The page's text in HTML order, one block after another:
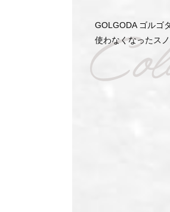
GOLGODA ゴルゴ
使わなくなったス